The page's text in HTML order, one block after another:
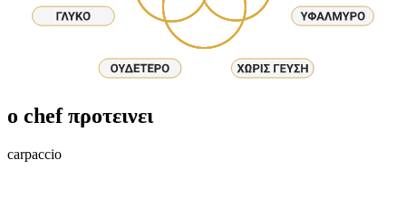
ο chef προτεινει
carpaccio